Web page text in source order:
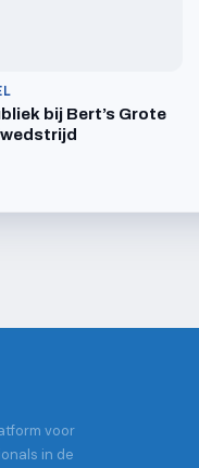
bij Bert’s Grote
voor
in de